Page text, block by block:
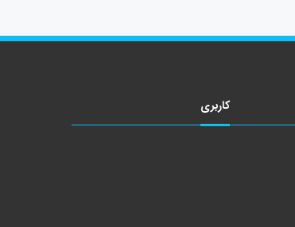
کاربری